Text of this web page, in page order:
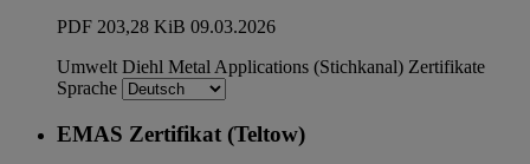
PDF 203,28 KiB 09.03.2026
Umwelt Diehl Metal Applications (Stichkanal) Zertifikate
Sprache
EMAS Zertifikat (Teltow)